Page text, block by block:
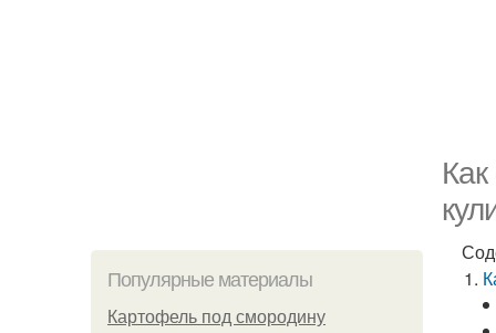
Популярные материалы
Картофель под смородину